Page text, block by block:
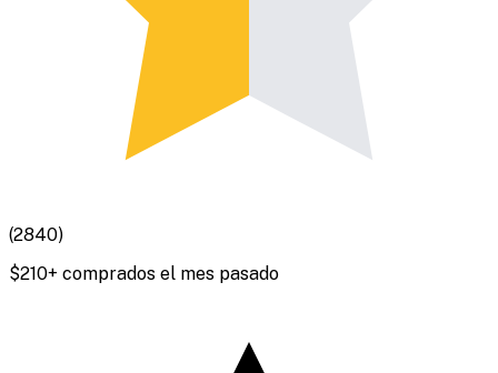
(2840)
$210+ comprados el mes pasado